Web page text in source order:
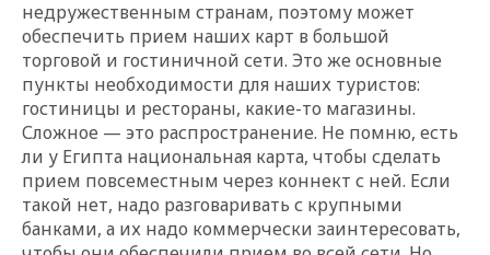
недружественным странам, поэтому может
обеспечить прием наших карт в большой
торговой и гостиничной сети. Это же основные
пункты необходимости для наших туристов:
гостиницы и рестораны, какие-то магазины.
Сложное — это распространение. Не помню, есть
ли у Египта национальная карта, чтобы сделать
прием повсеместным через коннект с ней. Если
такой нет, надо разговаривать с крупными
банками, а их надо коммерчески заинтересовать,